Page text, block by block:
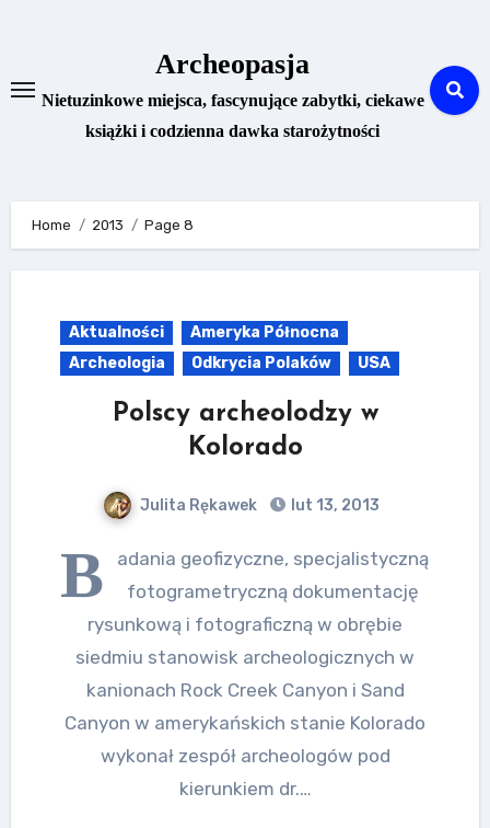
Archeopasja
Nietuzinkowe miejsca, fascynujące zabytki, ciekawe
książki i codzienna dawka starożytności
Home 2013 Page 8
Aktualności
Ameryka Północna
Archeologia
Odkrycia Polaków USA
Polscy archeolodzy w
Kolorado
Julita Rękawek lut 13, 2013
B
adania geofizyczne, specjalistyczną
fotogrametryczną dokumentację
rysunkową i fotograficzną w obrębie
siedmiu stanowisk archeologicznych w
kanionach Rock Creek Canyon i Sand
Canyon w amerykańskich stanie Kolorado
wykonał zespół archeologów pod
kierunkiem dr.…